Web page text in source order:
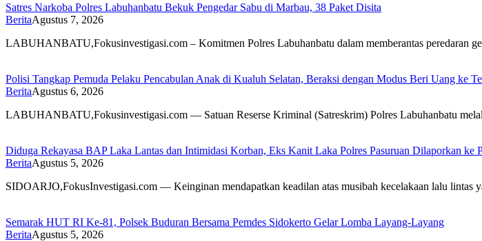
Satres Narkoba Polres Labuhanbatu Bekuk Pengedar Sabu di Marbau, 38 Paket Disita
BeritaAgustus 7, 2026
LABUHANBATU,Fokusinvestigasi.com – Komitmen Polres Labuhanbatu dalam memberantas peredaran
Polisi Tangkap Pemuda Pelaku Pencabulan Anak di Kualuh Selatan, Beraksi dengan Modus Beri Uang ke
BeritaAgustus 6, 2026
LABUHANBATU,Fokusinvestigasi.com — Satuan Reserse Kriminal (Satreskrim) Polres Labuhanbatu
Diduga Rekayasa BAP Laka Lantas dan Intimidasi Korban, Eks Kanit Laka Polres Pasuruan Dilaporkan ke
BeritaAgustus 5, 2026
SIDOARJO,FokusInvestigasi.com — Keinginan mendapatkan keadilan atas musibah kecelakaan lalu lintas
Semarak HUT RI Ke-81, Polsek Buduran Bersama Pemdes Sidokerto Gelar Lomba Layang-Layang
BeritaAgustus 5, 2026